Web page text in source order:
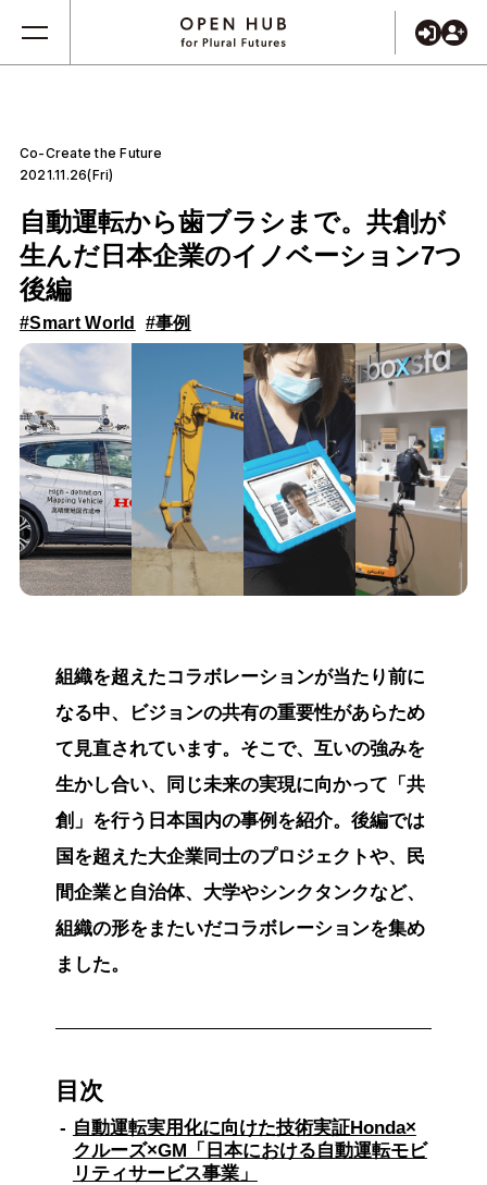
Co-Create the Future
2021.11.26(Fri)
自動運転から歯ブラシまで。共創が
生んだ日本企業のイノベーション7つ
後編
#Smart World #事例
組織を超えたコラボレーションが当たり前に
なる中、ビジョンの共有の重要性があらため
て見直されています。そこで、互いの強みを
生かし合い、同じ未来の実現に向かって「共
創」を行う日本国内の事例を紹介。後編では
国を超えた大企業同士のプロジェクトや、民
間企業と自治体、大学やシンクタンクなど、
組織の形をまたいだコラボレーションを集め
ました。
目次
自動運転実用化に向けた技術実証Honda×
クルーズ×GM「日本における自動運転モビ
リティサービス事業」